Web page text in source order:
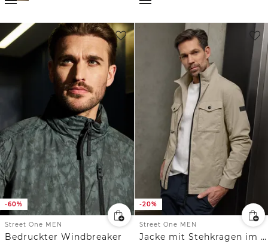
-60%
Street One MEN
Bedruckter Windbreaker
-20%
Street One MEN
Jacke mit Stehkragen im Washed-Look